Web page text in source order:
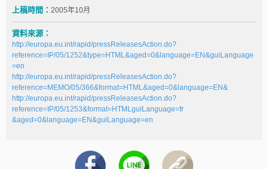
上稿時間： 2005年10月
資料來源：
http://europa.eu.int/rapid/pressReleasesAction.do?
reference=IP/05/1252&type=HTML&aged=0&language=EN&guiLanguage
=en
http://europa.eu.int/rapid/pressReleasesAction.do?
reference=MEMO/05/366&format=HTML&aged=0&language=EN&
http://europa.eu.int/rapid/pressReleasesAction.do?
reference=IP/05/1253&format=HTMLguiLanguage=fr
&aged=0&language=EN&guiLanguage=en